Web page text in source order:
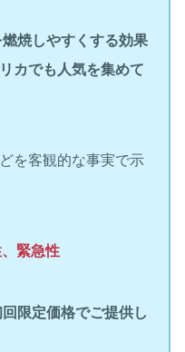
焼しやすくする効果
カでも人気を集めて
を客観的な事実で示
緊急性
限定価格でご提供し